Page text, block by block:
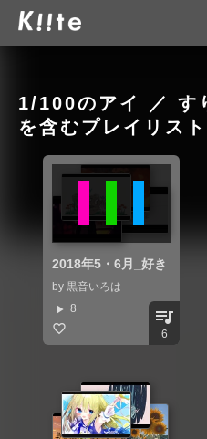
1/100のアイ ／ す
を含むプレイリスト
2018年5・6月_好き
by 黒音いろは
play_arrow 8 queue_music
6